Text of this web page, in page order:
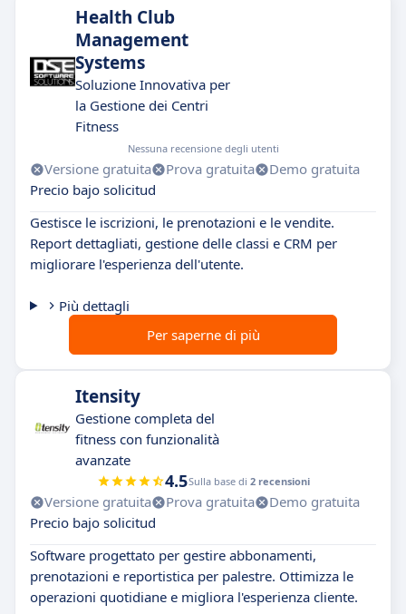
Health Club
Management
Systems
Soluzione Innovativa per
la Gestione dei Centri
Fitness
Nessuna recensione degli utenti
Versione gratuita Prova gratuita
Demo gratuita
Precio bajo solicitud
Gestisce le iscrizioni, le prenotazioni e le vendite.
Report dettagliati, gestione delle classi e CRM per
migliorare l'esperienza dell'utente.
Più dettagli
Per saperne di più
Itensity
Gestione completa del
fitness con funzionalità
avanzate
4.5Sulla base di 2 recensioni
Versione gratuita Prova gratuita
Demo gratuita
Precio bajo solicitud
Software progettato per gestire abbonamenti,
prenotazioni e reportistica per palestre. Ottimizza le
operazioni quotidiane e migliora l'esperienza cliente.